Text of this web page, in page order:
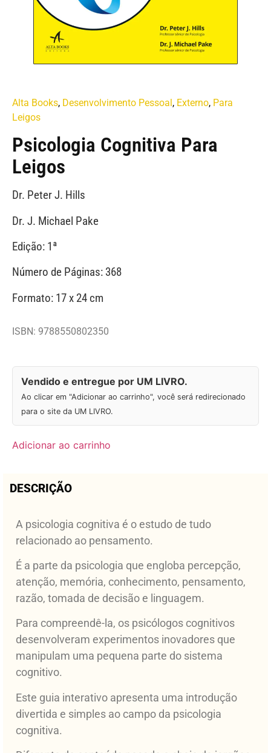
Alta Books, Desenvolvimento Pessoal , Externo, Para
Leigos
Psicologia Cognitiva Para
Leigos
Dr. Peter J. Hills
Dr. J. Michael Pake
Edição: 1ª
Número de Páginas: 368
Formato: 17 x 24 cm
ISBN: 9788550802350
Vendido e entregue por UM LIVRO.
Ao clicar em "Adicionar ao carrinho", você será redirecionado
para o site da UM LIVRO.
Adicionar ao carrinho
DESCRIÇÃO
A psicologia cognitiva é o estudo de tudo
relacionado ao pensamento.
É a parte da psicologia que engloba percepção,
atenção, memória, conhecimento, pensamento,
razão, tomada de decisão e linguagem.
Para compreendê-la, os psicólogos cognitivos
desenvolveram experimentos inovadores que
manipulam uma pequena parte do sistema
cognitivo.
Este guia interativo apresenta uma introdução
divertida e simples ao campo da psicologia
cognitiva.